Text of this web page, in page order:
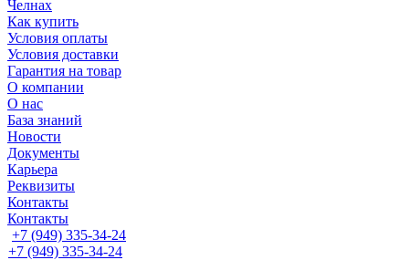
Челнах
Как купить
Условия оплаты
Условия доставки
Гарантия на товар
О компании
О нас
База знаний
Новости
Документы
Карьера
Реквизиты
Контакты
Контакты
+7 (949) 335-34-24
+7 (949) 335-34-24